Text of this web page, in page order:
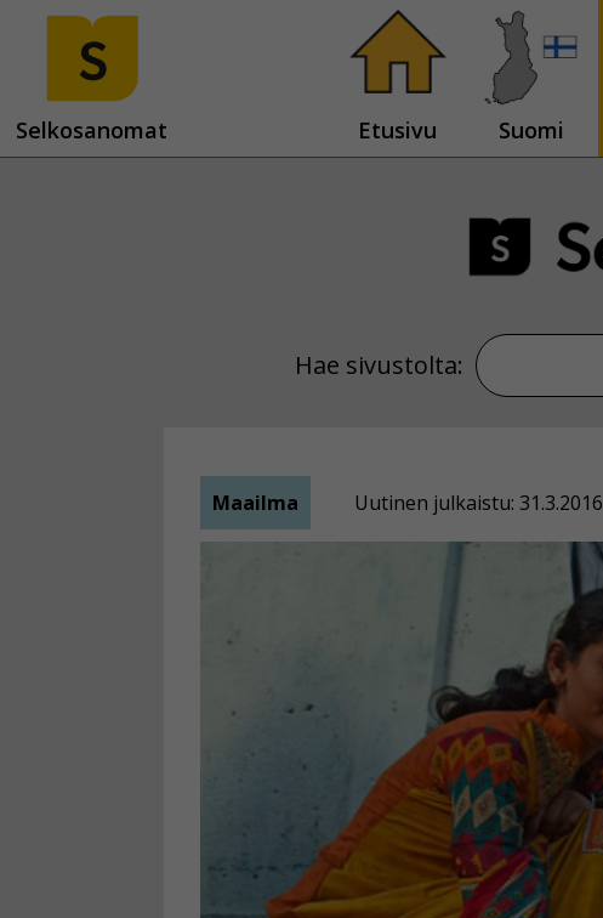
Selkosanomat Etusivu Suomi
Hae sivustolta:
Maailma
Uutinen julkaistu: 31.3.2016